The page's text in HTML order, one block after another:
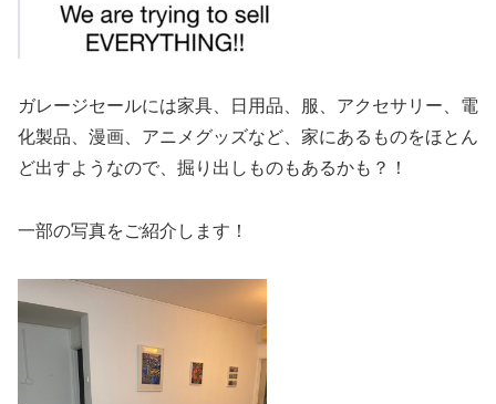
ガレージセールには家具、日用品、服、アクセサリー、電
化製品、漫画、アニメグッズなど、家にあるものをほとん
ど出すようなので、掘り出しものもあるかも？！
一部の写真をご紹介します！